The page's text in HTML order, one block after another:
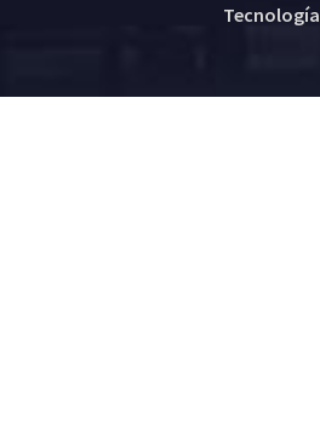
Tecnología